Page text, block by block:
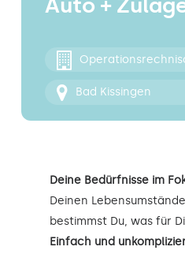
Kontakt
Auto +
Bad Kissingen
Deine Bedürfnisse im
Deinen
bestimmst Du, was für
Einfach und